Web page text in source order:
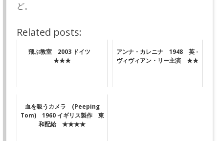
ど。
Related posts:
飛ぶ教室 2003 ドイツ
★★★
アンナ・カレニナ 1948 英 -
ヴィヴィアン・リー主演 ★★
血を吸うカメラ (Peeping
Tom) 1960 イギリス製作 東
和配給 ★★★★